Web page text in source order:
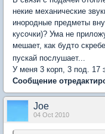
некие механические
инородные предметы
кусочки)? Ума не
мешает, как будто
пускай послушает...
У меня 3 корп, 3 под. 17
Сообщение
Joe
04 Oct 2010